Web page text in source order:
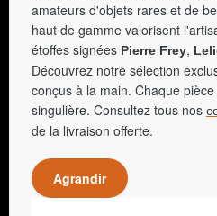
amateurs d'objets rares et de
haut de gamme valorisent
étoffes signées Pierre Frey,
Découvrez notre sélection
conçus à la main. Chaque
singulière. Consultez tous nos
de la livraison offerte.
Agrandir